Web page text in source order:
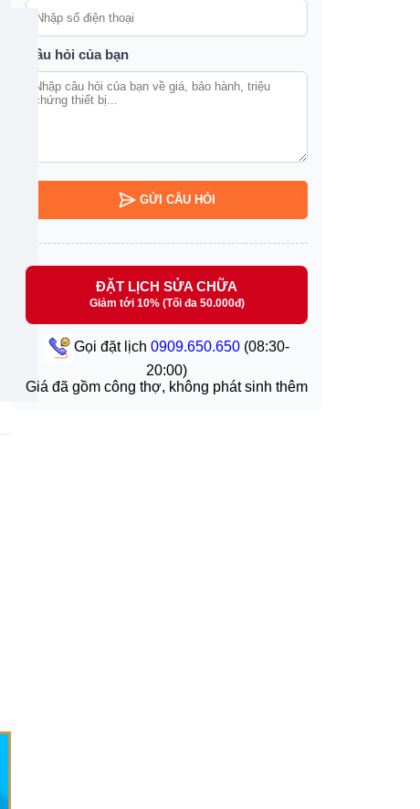
Câu hỏi của bạn
GỬI CÂU HỎI
ĐẶT LỊCH SỬA CHỮA
Giảm tới 10% (Tối đa 50.000đ)
Gọi đặt lịch 0909.650.650(08:30-
20:00)
Giá đã gồm công thợ, không phát sinh thêm